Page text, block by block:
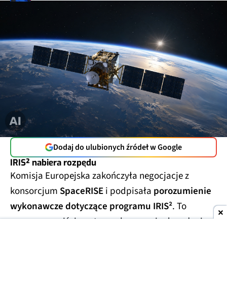
Dodaj do ulubionych źródeł w Google
IRIS² nabiera rozpędu
Komisja Europejska zakończyła negocjacje z
konsorcjum SpaceRISEi podpisała porozumienie
wykonawcze dotyczące programu IRIS². To
oznacza przejście z etapu planowania do pełnej